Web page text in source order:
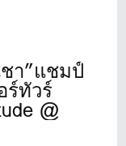
า”แชมป์
ร์ทัวร์
@
Park